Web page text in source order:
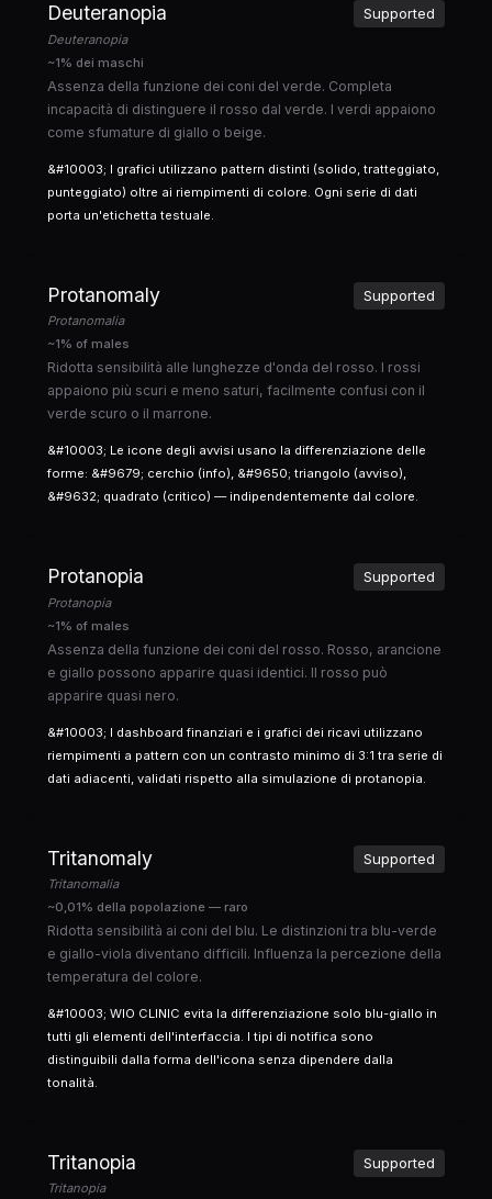
Deuteranopia
Deuteranopia
Supported
~1% dei maschi
Assenza della funzione dei coni del verde. Completa
incapacità di distinguere il rosso dal verde. I verdi appaiono
come sfumature di giallo o beige.
&#10003; I grafici utilizzano pattern distinti (solido, tratteggiato,
punteggiato) oltre ai riempimenti di colore. Ogni serie di dati
porta un'etichetta testuale.
Protanomaly
Protanomalia
Supported
~1% of males
Ridotta sensibilità alle lunghezze d'onda del rosso. I rossi
appaiono più scuri e meno saturi, facilmente confusi con il
verde scuro o il marrone.
&#10003; Le icone degli avvisi usano la differenziazione delle
forme: &#9679; cerchio (info), &#9650; triangolo (avviso),
&#9632; quadrato (critico) — indipendentemente dal colore.
Protanopia
Protanopia
Supported
~1% of males
Assenza della funzione dei coni del rosso. Rosso, arancione
e giallo possono apparire quasi identici. Il rosso può
apparire quasi nero.
&#10003; I dashboard finanziari e i grafici dei ricavi utilizzano
riempimenti a pattern con un contrasto minimo di 3:1 tra serie di
dati adiacenti, validati rispetto alla simulazione di protanopia.
Tritanomaly
Tritanomalia
Supported
~0,01% della popolazione — raro
Ridotta sensibilità ai coni del blu. Le distinzioni tra blu-verde
e giallo-viola diventano difficili. Influenza la percezione della
temperatura del colore.
&#10003; WIO CLINIC evita la differenziazione solo blu-giallo in
tutti gli elementi dell'interfaccia. I tipi di notifica sono
distinguibili dalla forma dell'icona senza dipendere dalla
tonalità.
Tritanopia
Tritanopia
Supported